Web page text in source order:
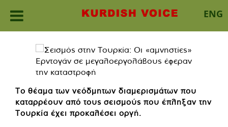
ENG
Το θέαμα των νεόδμητων διαμερισμάτων που
καταρρέουν από τους σεισμούς που έπληξαν την
Τουρκία έχει προκαλέσει οργή.